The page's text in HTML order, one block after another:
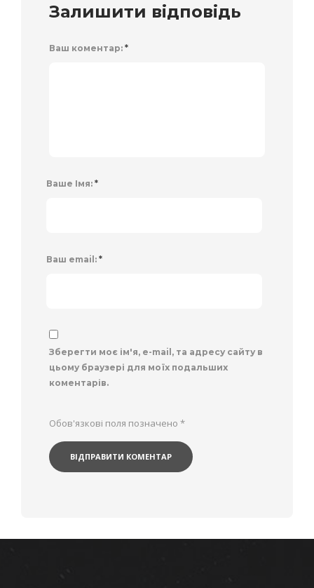
Залишити відповідь
Ваш коментар: *
Ваше Імя: *
Ваш email: *
Зберегти моє ім'я, e-mail, та адресу сайту в
цьому браузері для моїх подальших
коментарів.
Обов'язкові поля позначено *